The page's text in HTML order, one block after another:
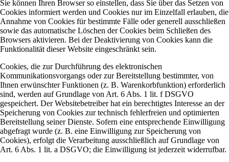
Sie können Ihren Browser so einstellen, dass Sie über das Setzen von
Cookies informiert werden und Cookies nur im Einzelfall erlauben, die
Annahme von Cookies für bestimmte Fälle oder generell ausschließen
sowie das automatische Löschen der Cookies beim Schließen des
Browsers aktivieren. Bei der Deaktivierung von Cookies kann die
Funktionalität dieser Website eingeschränkt sein.
Cookies, die zur Durchführung des elektronischen
Kommunikationsvorgangs oder zur Bereitstellung bestimmter, von
Ihnen erwünschter Funktionen (z. B. Warenkorbfunktion) erforderlich
sind, werden auf Grundlage von Art. 6 Abs. 1 lit. f DSGVO
gespeichert. Der Websitebetreiber hat ein berechtigtes Interesse an der
Speicherung von Cookies zur technisch fehlerfreien und optimierten
Bereitstellung seiner Dienste. Sofern eine entsprechende Einwilligung
abgefragt wurde (z. B. eine Einwilligung zur Speicherung von
Cookies), erfolgt die Verarbeitung ausschließlich auf Grundlage von
Art. 6 Abs. 1 lit. a DSGVO; die Einwilligung ist jederzeit widerrufbar.